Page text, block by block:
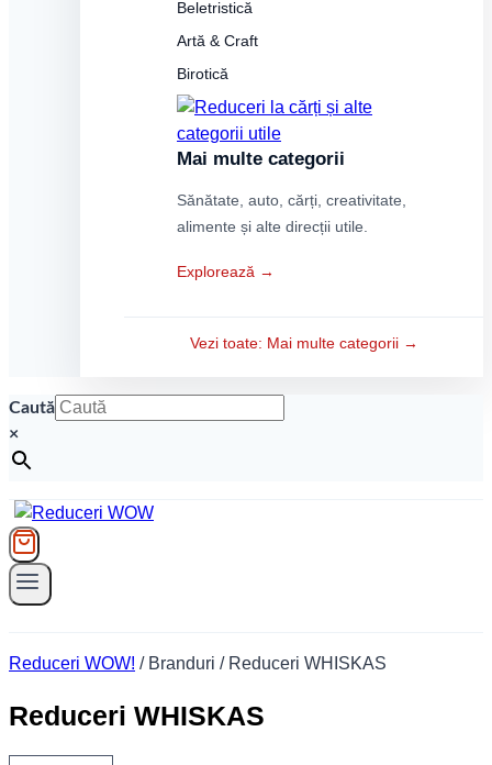
Beletristică
Artă & Craft
Birotică
Mai multe categorii
Sănătate, auto, cărți, creativitate,
alimente și alte direcții utile.
Explorează →
Vezi toate: Mai multe categorii →
Caută
×
Reduceri WOW! / Branduri / Reduceri WHISKAS
Reduceri WHISKAS